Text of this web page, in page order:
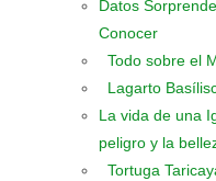
Datos
Conocer
Todo sobre el
Lagarto
La vida de una
peligro y la
Tortuga